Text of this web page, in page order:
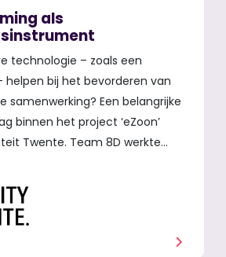
als
technologie – zoals een
helpen bij het bevorderen van
samenwerking? Een belangrijke
binnen het project ‘eZoon’
Twente. Team 8D werkte…